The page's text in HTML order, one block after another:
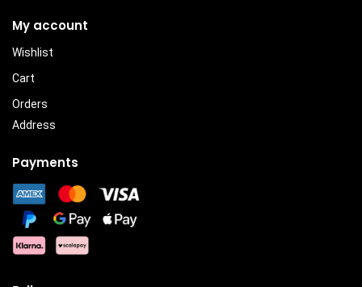
My account
Wishlist
Cart
Orders
Address
Payments